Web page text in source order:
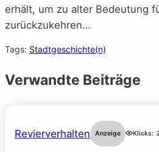
erhält, um zu alter Bedeutung
zurückzukehren…
Tags: Stadtgeschichte(n)
Verwandte Beiträge
Revierverhalten Anzeige Klicks: